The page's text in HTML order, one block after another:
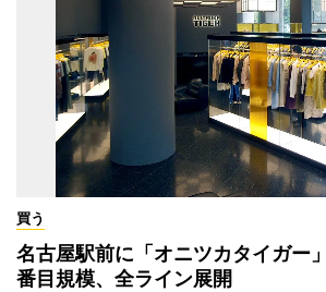
買う
名古屋駅前に「オニツカタイガ
番目規模、全ライン展開